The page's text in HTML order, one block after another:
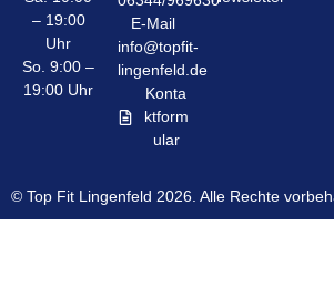
– 19:00
Uhr
So. 9:00 –
19:00 Uhr
E-Mail
info@topfit-
lingenfeld.de
Konta
ktform
ular
© Top Fit Lingenfeld 2026. Alle Rechte